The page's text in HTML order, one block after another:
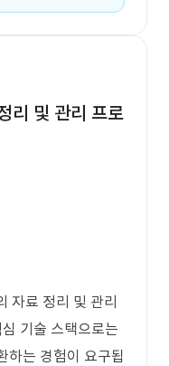
리 및 관리 프로
자료 정리 및 관리
기술 스택으로는
하는 경험이 요구됩